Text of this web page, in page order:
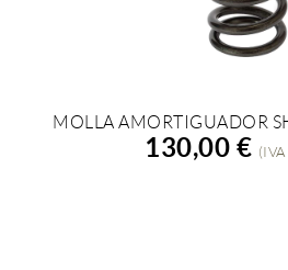
AÑADIR A LA
MOLLA AMORTIGUADOR
130,00 €